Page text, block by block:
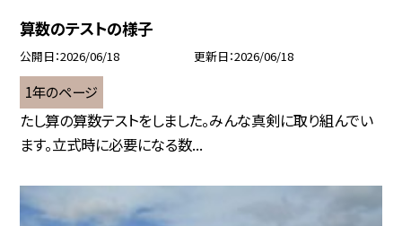
算数のテストの様子
公開日 2026/06/18 更新日 2026/06/18
1年のページ
たし算の算数テストをしました。みんな真剣に取り組んでい
ます。立式時に必要になる数...